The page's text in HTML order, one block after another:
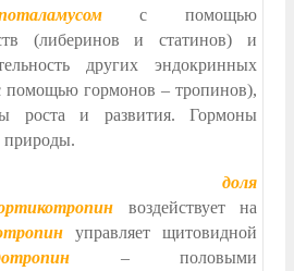
с помощью
(либеринов и статинов) и
других эндокринных
помощью гормонов – тропинов),
роста и развития. Гормоны
природы.
доля
воздействует на
управляет щитовидной
– половыми